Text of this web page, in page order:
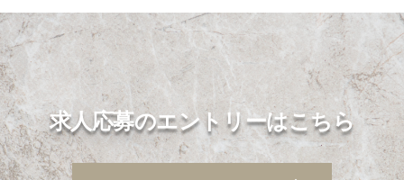
求人応募のエントリーはこちら